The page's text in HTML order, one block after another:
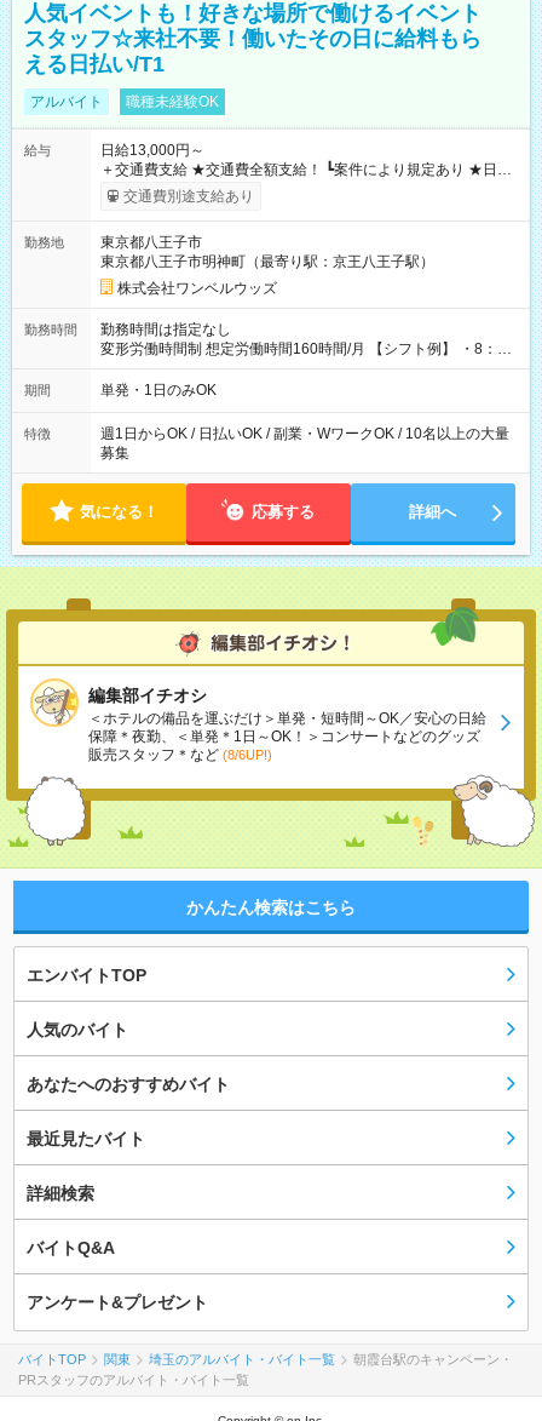
人気イベントも！好きな場所で働けるイベント
スタッフ☆来社不要！働いたその日に給料もら
える日払い/T1
アルバイト 職種未経験OK
給与
日給13,000円～
＋交通費支給 ★交通費全額支給！ ┗案件により規定あり ★日払
いOK！（規定あり） ┗働いたその日に現金GET♪ お仕事後はコ
ンビニATMから 日払い分を引き落とせます！ 【試用期間】試
交通費別途支給あり
勤務地
東京都八王子市
東京都八王子市明神町（最寄り駅：京王八王子駅）
株式会社ワンベルウッズ
勤務時間
勤務時間は指定なし
変形労働時間制 想定労働時間160時間/月 【シフト例】 ・8：00
～21：00
期間 単発・1日のみOK
特徴
週1日からOK / 日払いOK / 副業・WワークOK / 10名以上の大量
募集
気になる！ 応募する 詳細へ
編集部イチオシ
＜ホテルの備品を運ぶだけ＞単発・短時間～OK／安心の日給
保障＊夜勤、＜単発＊1日～OK！＞コンサートなどのグッズ
販売スタッフ＊など (8/6UP!)
かんたん検索はこちら
エンバイトTOP
人気のバイト
あなたへのおすすめバイト
最近見たバイト
詳細検索
バイトQ&A
アンケート&プレゼント
バイトTOP 関東 埼玉のアルバイト・バイト一覧
朝霞台駅のキャンペーン・
PRスタッフのアルバイト・バイト一覧